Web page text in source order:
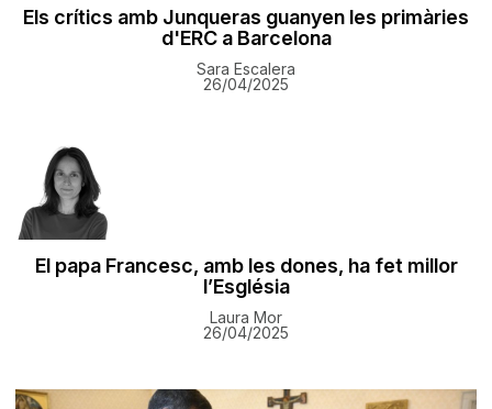
Els crítics amb Junqueras guanyen les primàries
d'ERC a Barcelona
Sara Escalera
26/04/2025
El papa Francesc, amb les dones, ha fet millor
l’Església
Laura Mor
26/04/2025